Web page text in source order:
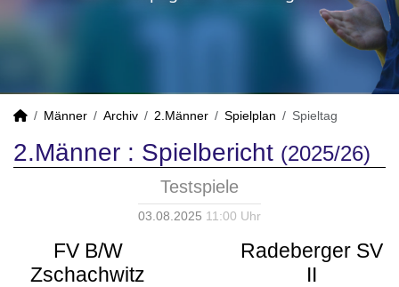
Männer Archiv 2.Männer Spielplan Spieltag
2.Männer : Spielbericht (2025/26)
Testspiele
03.08.2025 11:00 Uhr
FV B/W
Zschachwitz
Radeberger SV
II